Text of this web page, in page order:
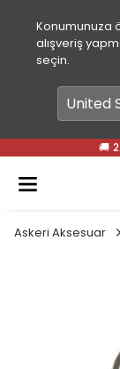
Konumunuza
alışveriş
seçin.
🚚
Askeri Aksesuar